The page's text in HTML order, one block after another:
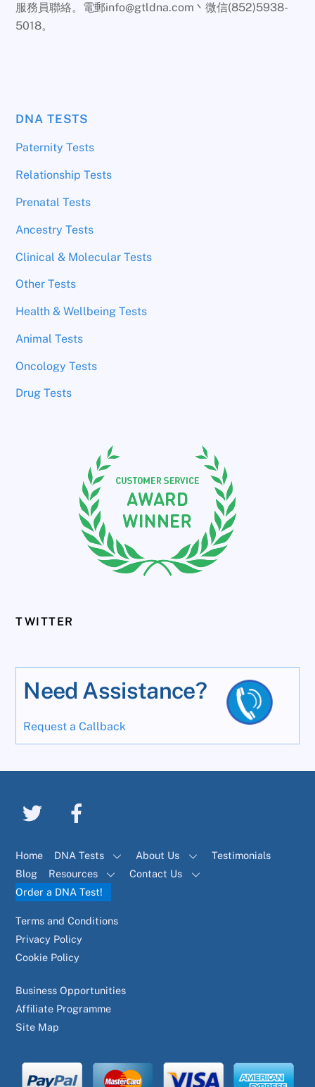
服務員聯絡。電郵info@gtldna.com丶微信(852)5938-
5018。
DNA TESTS
Paternity Tests
Relationship Tests
Prenatal Tests
Ancestry Tests
Clinical & Molecular Tests
Other Tests
Health & Wellbeing Tests
Animal Tests
Oncology Tests
Drug Tests
TWITTER
Need Assistance?
Request a Callback
Home DNA Tests About Us
Testimonials
Blog
Resources
Contact Us
Order a DNA Test!
Terms and Conditions
Privacy Policy
Cookie Policy
Business Opportunities
Affiliate Programme
Site Map